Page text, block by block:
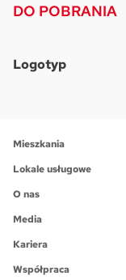
DO POBRANIA
Logotyp
Mieszkania
Lokale usługowe
O nas
Media
Kariera
Współpraca